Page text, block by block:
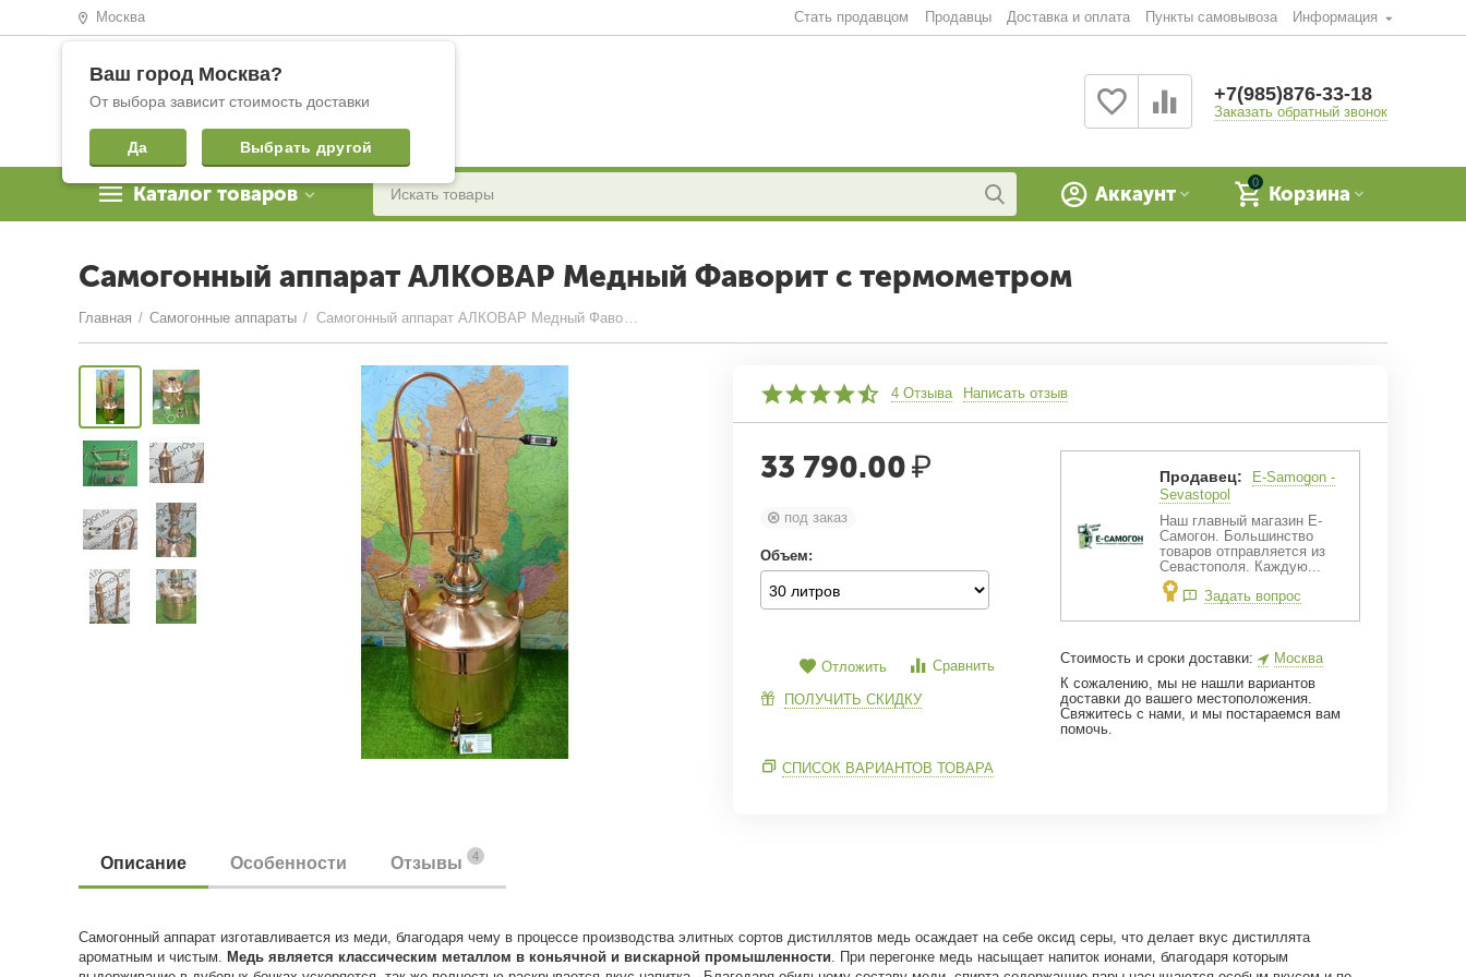
Москва
Ваш город Москва?
От выбора зависит стоимость доставки
Да Выбрать другой
Стать продавцом Продавцы Доставка и оплата Пункты самовывоза Информация
+7(985)876-33-18
Заказать обратный звонок
Каталог товаров
0
Корзина
Аккаунт
Самогонный аппарат АЛКОВАР Медный Фаворит с термометром
Главная / Самогонные аппараты / Самогонный аппарат АЛКОВАР Медный Фаворит с термометром
4 Отзыва Написать отзыв
33 790.00₽
под заказ
Объем:
Отложить Сравнить
ПОЛУЧИТЬ СКИДКУ
Продавец:
E-Samogon -
Sevastopol
Наш главный магазин Е-
Самогон. Большинство
товаров отправляется из
Севастополя. Каждую...
Задать вопрос
Стоимость и сроки доставки:
Москва
К сожалению, мы не нашли вариантов
доставки до вашего местоположения.
Свяжитесь с нами, и мы постараемся вам
помочь.
СПИСОК ВАРИАНТОВ ТОВАРА
Описание Особенности Отзывы 4
Самогонный аппарат изготавливается из меди, благодаря чему в процессе производства элитных сортов дистиллятов медь осаждает на себе оксид серы, что делает вкус дистиллята
ароматным и чистым. Медь является классическим металлом в коньячной и вискарной промышленности. При перегонке медь насыщает напиток ионами, благодаря которым